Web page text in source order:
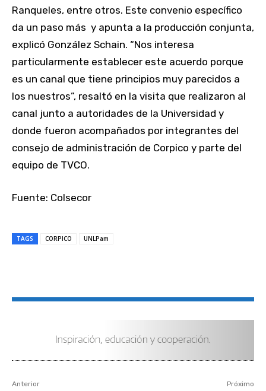
Ranqueles, entre otros. Este convenio específico
da un paso más y apunta a la producción conjunta,
explicó González Schain. “Nos interesa
particularmente establecer este acuerdo porque
es un canal que tiene principios muy parecidos a
los nuestros”, resaltó en la visita que realizaron al
canal junto a autoridades de la Universidad y
donde fueron acompañados por integrantes del
consejo de administración de Corpico y parte del
equipo de TVCO.
Fuente: Colsecor
TAGS CORPICO UNLPam
Anterior
Próximo